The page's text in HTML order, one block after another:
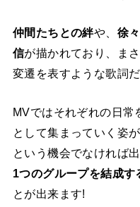
仲間たちとの絆や、 徐
信が描かれており、ま
変遷を表すような歌詞
MVではそれぞれの日
として集まっていく姿
という機会でなければ
1つのグループを結成
とが出来ます!